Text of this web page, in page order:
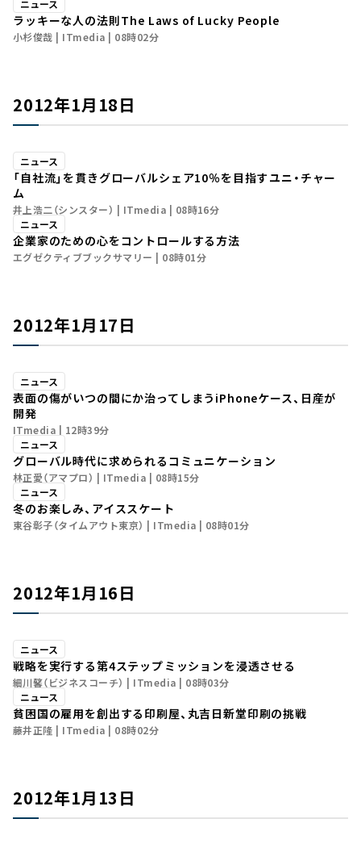
ニュース
ラッキーな人の法則――The Laws of Lucky People
小杉俊哉 ITmedia 08時02分
2012年1月18日
ニュース
「自社流」を貫きグローバルシェア10％を目指す――ユニ・チャー
ム
井上浩二（シンスター） ITmedia
08時16分
ニュース
企業家のための心をコントロールする方法
エグゼクティブブックサマリー 08時01分
2012年1月17日
ニュース
表面の傷がいつの間にか治ってしまうiPhoneケース、日産が
開発
ITmedia
12時39分
ニュース
グローバル時代に求められるコミュニケーション
林正愛（アマプロ） ITmedia
08時15分
ニュース
冬のお楽しみ、アイススケート
東谷彰子（タイムアウト東京） ITmedia 08時01分
2012年1月16日
ニュース
戦略を実行する第4ステップ――ミッションを浸透させる
細川馨（ビジネスコーチ） ITmedia
08時03分
ニュース
貧困国の雇用を創出する印刷屋、丸吉日新堂印刷の挑戦
藤井正隆 ITmedia 08時02分
2012年1月13日